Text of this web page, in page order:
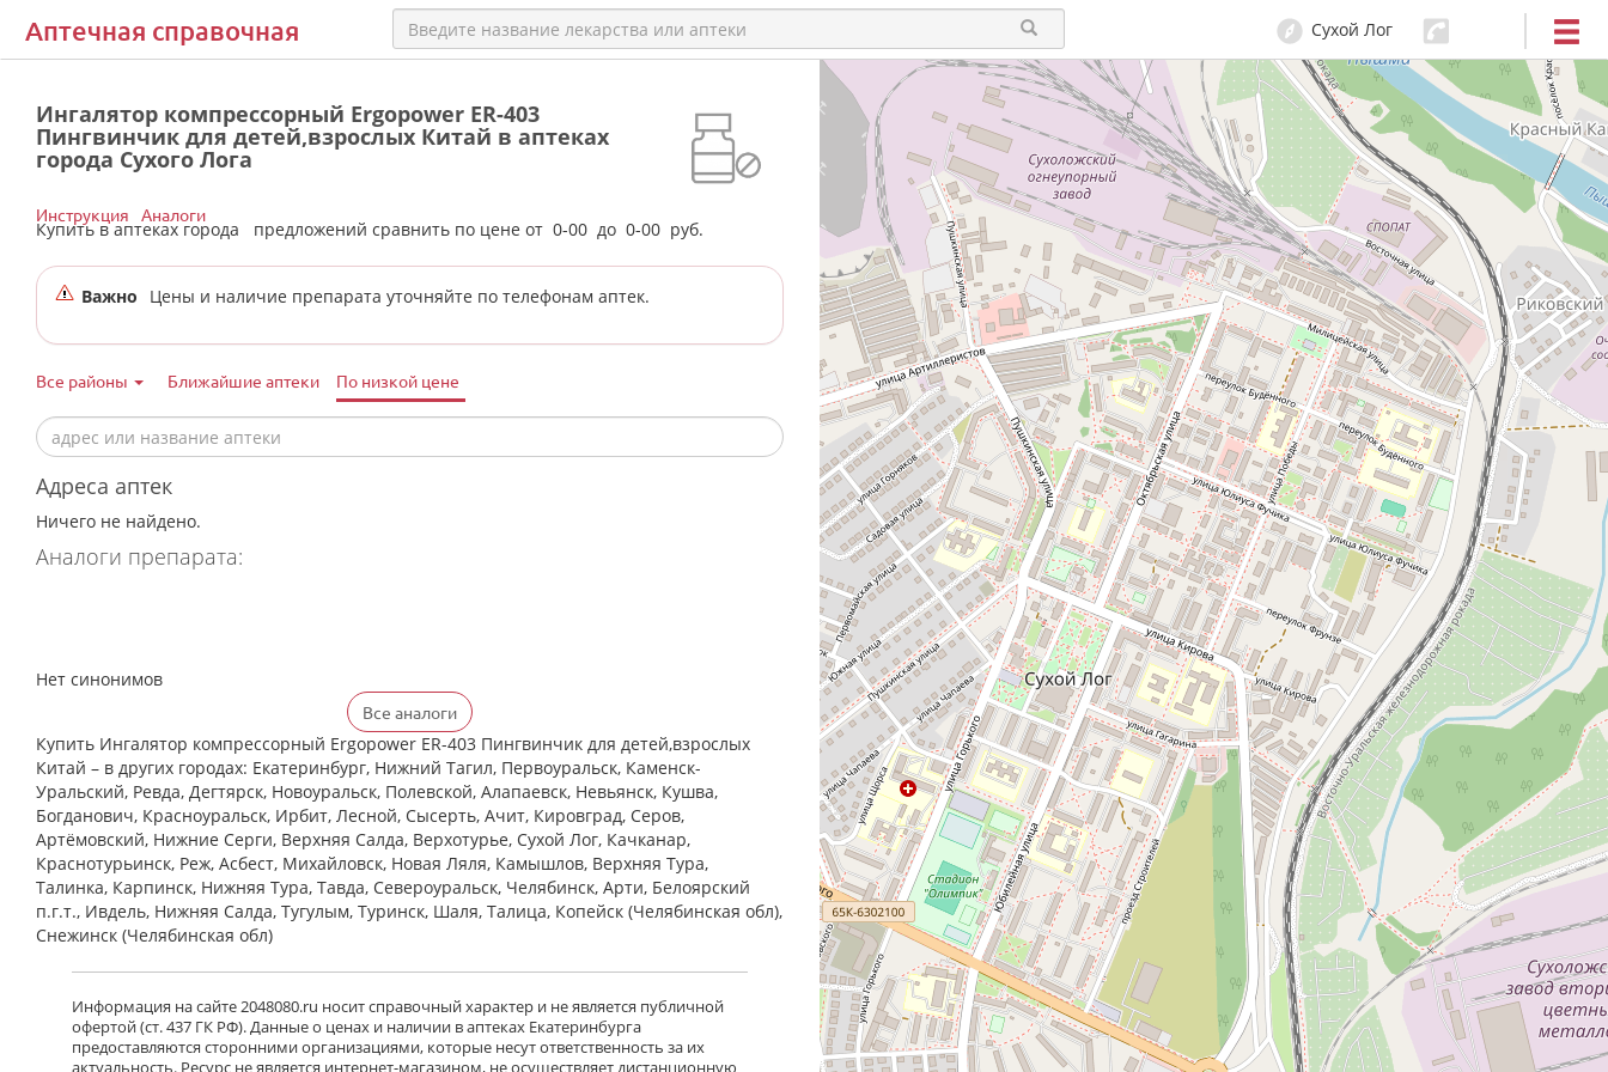
Аптечная справочная Сухой Лог
Ингалятор компрессорный Ergopower ER-403
Пингвинчик для детей,взрослых Китай в аптеках
города Сухого Лога
Купить в аптеках города предложений сравнить по цене от 0-00 до 0-00 руб.
Инструкция Аналоги
Важно Цены и наличие препарата уточняйте по телефонам аптек.
Все районы Ближайшие аптеки По низкой цене
Адреса аптек
Ничего не найдено.
Аналоги препарата:
Нет синонимов
Все аналоги
Купить Ингалятор компрессорный Ergopower ER-403 Пингвинчик для детей,взрослых
Китай – в других городах: Екатеринбург, Нижний Тагил, Первоуральск, Каменск-
Уральский, Ревда, Дегтярск, Новоуральск, Полевской, Алапаевск, Невьянск, Кушва,
Богданович, Красноуральск, Ирбит, Лесной, Сысерть, Ачит, Кировград, Серов,
Артёмовский, Нижние Cерги, Верхняя Салда, Верхотурье, Сухой Лог, Качканар,
Краснотурьинск, Реж, Асбест, Михайловск, Новая Ляля, Камышлов, Верхняя Тура,
Талинка, Карпинск, Нижняя Тура, Тавда, Североуральск, Челябинск, Арти, Белоярский
п.г.т., Ивдель, Нижняя Салда, Тугулым, Туринск, Шаля, Талица, Копейск (Челябинская обл),
Снежинск (Челябинская обл)
Информация на сайте 2048080.ru носит справочный характер и не является публичной
офертой (ст. 437 ГК РФ). Данные о ценах и наличии в аптеках Екатеринбурга
предоставляются сторонними организациями, которые несут ответственность за их
актуальность. Ресурс не является интернет-магазином, не осуществляет дистанционную